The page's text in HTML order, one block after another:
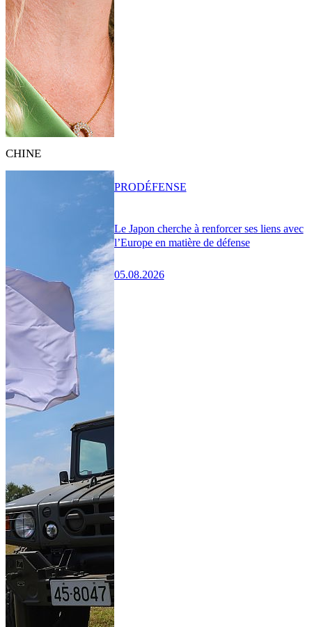
CHINE
Le Japon cherche à renforcer ses liens avec
l’Europe en matière de défense
05.08.2026
PRODÉFENSE